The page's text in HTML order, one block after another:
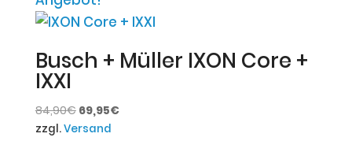
Busch + Müller IXON Core +
IXXI
84,90€ Ursprünglicher
Preis
69,95€Aktueller
zzgl.Versand